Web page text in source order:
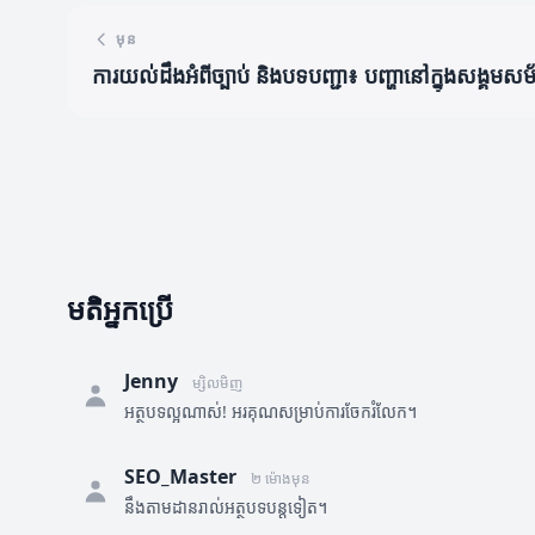
មុន
ការយល់ដឹងអំពីច្បាប់ និងបទបញ្ជា៖ បញ្ហានៅក្នុងសង្គម
មតិអ្នកប្រើ
Jenny ម្សិលមិញ
អត្ថបទល្អណាស់! អរគុណសម្រាប់ការចែករំលែក។
SEO_Master ២ ម៉ោងមុន
នឹងតាមដានរាល់អត្ថបទបន្តទៀត។